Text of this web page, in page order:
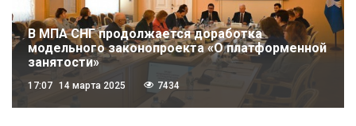
В МПА СНГ продолжается доработка
модельного законопроекта «О платформенной
занятости»
17:07 14 марта 2025 7434